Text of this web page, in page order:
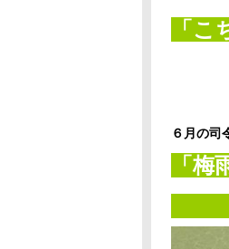
「
６月の司
「
爽